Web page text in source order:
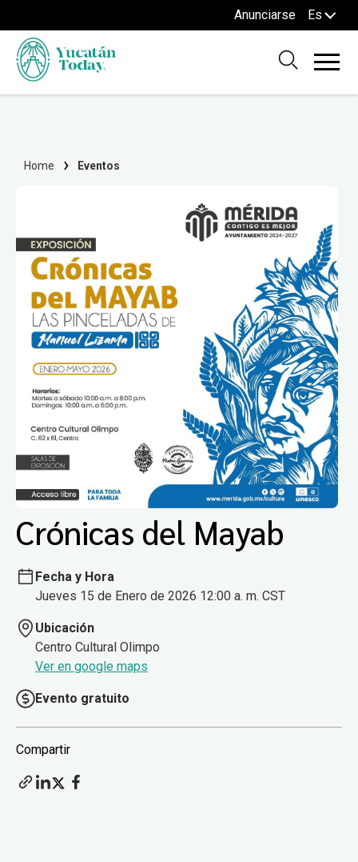
Anunciarse Es
Home Eventos
Crónicas del Mayab
Fecha y Hora
Jueves 15 de Enero de 2026 12:00 a. m. CST
Ubicación
Centro Cultural Olimpo
Ver en google maps
Evento gratuito
Compartir